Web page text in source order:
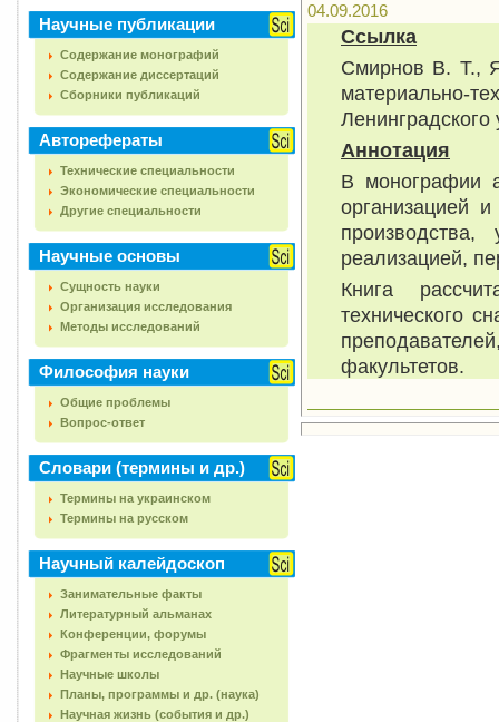
Научные публикации
Содержание монографий
Содержание диссертаций
Сборники публикаций
Авторефераты
Технические специальности
Экономические специальности
Другие специальности
Научные основы
Сущность науки
Организация исследования
Методы исследований
Философия науки
Общие проблемы
Вопрос-ответ
Словари (термины и др.)
Термины на украинском
Термины на русском
Научный калейдоскоп
Занимательные факты
Литературный альманах
Конференции, форумы
Фрагменты исследований
Научные школы
Планы, программы и др. (наука)
Научная жизнь (события и др.)
04.09.2016
Ссылка
Смирнов В. Т.,
материально-
Ленинградского
Аннотация
В монографии
организацией
реализацией,
Книга
технического
факультетов.